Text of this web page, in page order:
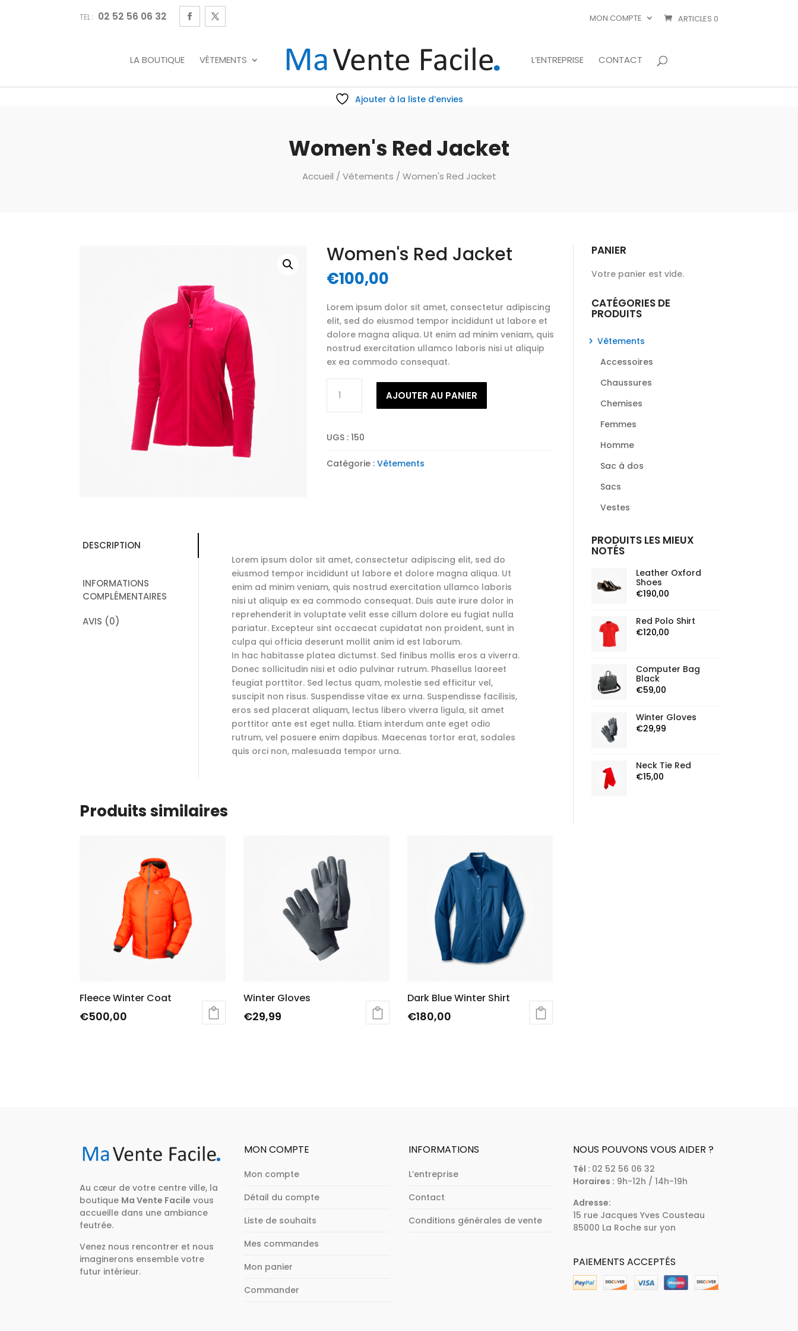
TEL : 02 52 56 06 32 MON COMPTE ARTICLES 0
LA BOUTIQUE VÊTEMENTS L’ENTREPRISE CONTACT
Ajouter à la liste d’envies
Women's Red Jacket
Accueil / Vêtements / Women's Red Jacket
Women's Red Jacket
€100,00
Lorem ipsum dolor sit amet, consectetur adipiscing
elit, sed do eiusmod tempor incididunt ut labore et
dolore magna aliqua. Ut enim ad minim veniam, quis
nostrud exercitation ullamco laboris nisi ut aliquip
ex ea commodo consequat.
Women's
Jacket
AJOUTER AU PANIER
UGS : 150
Catégorie : Vêtements
DESCRIPTION
INFORMATIONS
COMPLÉMENTAIRES
AVIS (0)
Lorem ipsum dolor sit amet, consectetur adipiscing elit, sed do
eiusmod tempor incididunt ut labore et dolore magna aliqua. Ut
enim ad minim veniam, quis nostrud exercitation ullamco laboris
nisi ut aliquip ex ea commodo consequat. Duis aute irure dolor in
reprehenderit in voluptate velit esse cillum dolore eu fugiat nulla
pariatur. Excepteur sint occaecat cupidatat non proident, sunt in
culpa qui officia deserunt mollit anim id est laborum.
In hac habitasse platea dictumst. Sed finibus mollis eros a viverra.
Donec sollicitudin nisi et odio pulvinar rutrum. Phasellus laoreet
feugiat porttitor. Sed lectus quam, molestie sed efficitur vel,
suscipit non risus. Suspendisse vitae ex urna. Suspendisse facilisis,
eros sed placerat aliquam, lectus libero viverra ligula, sit amet
porttitor ante est eget nulla. Etiam interdum ante eget odio
rutrum, vel posuere enim dapibus. Maecenas tortor erat, sodales
quis orci non, malesuada tempor urna.
Produits similaires
Fleece Winter Coat
€500,00
Winter Gloves
€29,99
Dark Blue Winter Shirt
€180,00
PANIER
Votre panier est vide.
CATÉGORIES DE
PRODUITS
Vêtements
Accessoires
Chaussures
Chemises
Femmes
Homme
Sac à dos
Sacs
Vestes
PRODUITS LES MIEUX
NOTÉS
Leather Oxford
Shoes
€190,00
Red Polo Shirt
€120,00
Computer Bag
Black
€59,00
Winter Gloves
€29,99
Neck Tie Red
€15,00
Au cœur de votre centre ville, la
boutique Ma Vente Facile vous
accueille dans une ambiance
feutrée.
Venez nous rencontrer et nous
imaginerons ensemble votre
futur intérieur.
MON COMPTE
Mon compte
Détail du compte
Liste de souhaits
Mes commandes
Mon panier
Commander
INFORMATIONS
L’entreprise
Contact
Conditions générales de vente
NOUS POUVONS VOUS AIDER ?
Tél : 02 52 56 06 32
Horaires : 9h-12h / 14h-19h
Adresse:
15 rue Jacques Yves Cousteau
85000 La Roche sur yon
PAIEMENTS ACCEPTÉS